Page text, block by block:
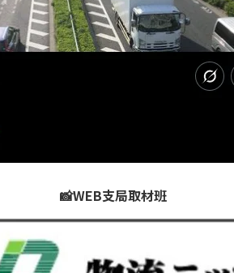
📸WEB支局取材班